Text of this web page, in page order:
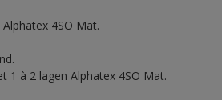
4SO Mat.
1 à 2 lagen Alphatex 4SO Mat.